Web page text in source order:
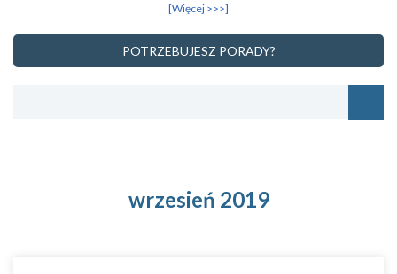
[Więcej >>>]
POTRZEBUJESZ PORADY?
wrzesień 2019